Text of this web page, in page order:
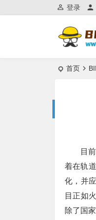
登录
首页
目
着在轨
化，并
目正如
除了国